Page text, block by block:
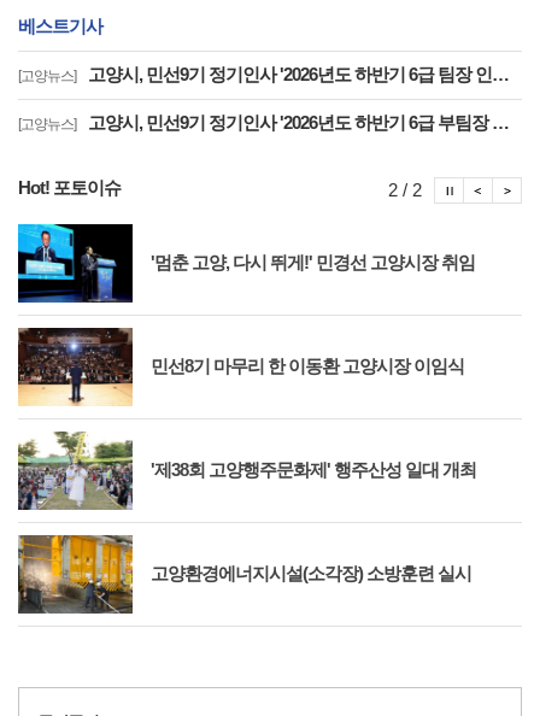
베스트기사
[고양뉴스] 고양시, 민선9기 정기인사 '2026년도 하반기 6급 팀장 인사발령 사항'
[고양뉴스] 고양시, 민선9기 정기인사 '2026년도 하반기 6급 부팀장 이하 인사발령 사항'
Hot! 포토이슈
'멈춘 고양, 다시 뛰게!' 민경선 고양시장 취임
민선8기 마무리 한 이동환 고양시장 이임식
'제38회 고양행주문화제' 행주산성 일대 개최
고양환경에너지시설(소각장) 소방훈련 실시
2 / 2 포
포토이